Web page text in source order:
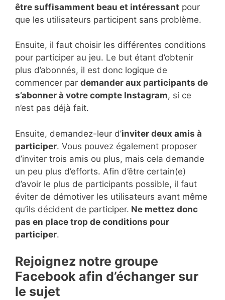
être suffisamment beau et intéressant pour
que les utilisateurs participent sans problème.
Ensuite, il faut choisir les différentes conditions
pour participer au jeu. Le but étant d’obtenir
plus d’abonnés, il est donc logique de
commencer par demander aux participants de
s’abonner à votre compte Instagram, si ce
n’est pas déjà fait.
Ensuite, demandez-leur d’inviter deux amis à
participer. Vous pouvez également proposer
d’inviter trois amis ou plus, mais cela demande
un peu plus d’efforts. Afin d’être certain(e)
d’avoir le plus de participants possible, il faut
éviter de démotiver les utilisateurs avant même
qu’ils décident de participer. Ne mettez donc
pas en place trop de conditions pour
participer.
Rejoignez notre groupe
Facebook afin d’échanger sur
le sujet